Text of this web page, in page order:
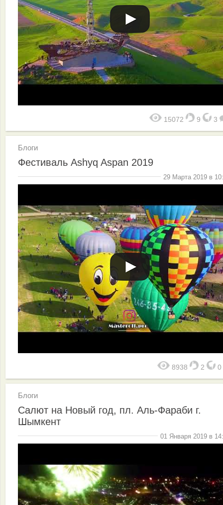
15072 9 3
Блоги
Фестиваль Ashyq Aspan 2019
29 Марта 2019 в
8938 2 0
Блоги
Салют на Новый год, пл. Аль-Фараби г.
Шымкент
01 Января 2019 в